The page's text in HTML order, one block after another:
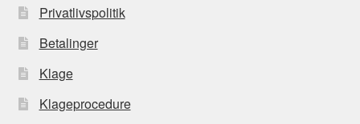
Privatlivspolitik
Betalinger
Klage
Klageprocedure